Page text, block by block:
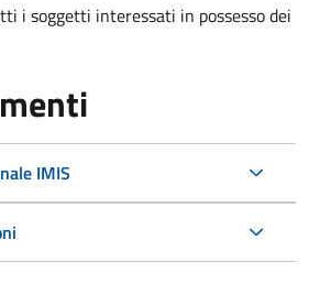
i soggetti interessati in possesso dei
IMIS